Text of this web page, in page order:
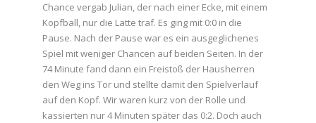
Chance vergab Julian, der nach einer Ecke, mit einem
Kopfball, nur die Latte traf. Es ging mit 0:0 in die
Pause. Nach der Pause war es ein ausgeglichenes
Spiel mit weniger Chancen auf beiden Seiten. In der
74 Minute fand dann ein Freistoß der Hausherren
den Weg ins Tor und stellte damit den Spielverlauf
auf den Kopf. Wir waren kurz von der Rolle und
kassierten nur 4 Minuten später das 0:2. Doch auch